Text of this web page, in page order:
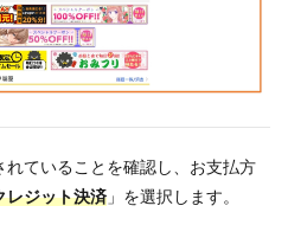
れていることを確認し、お支払方
レジット決済 」を選択します。